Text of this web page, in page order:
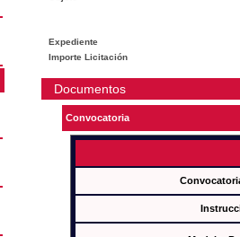
Expediente
Importe Licitación
Documentos
Convocatoria